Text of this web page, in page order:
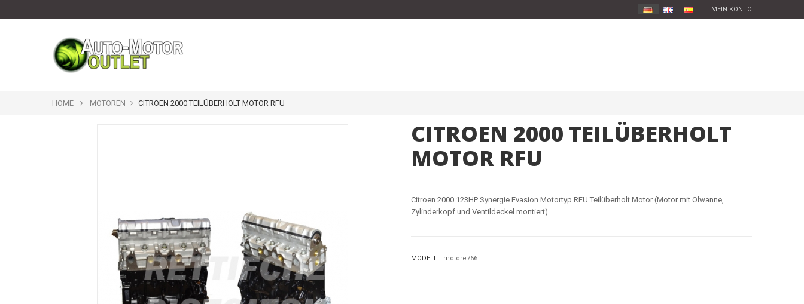
MEIN KONTO
HOME MOTOREN CITROEN 2000 TEILÜBERHOLT MOTOR RFU
CITROEN 2000 TEILÜBERHOLT
MOTOR RFU
Citroen 2000 123HP Synergie Evasion Motortyp RFU Teilüberholt Motor (Motor mit Ölwanne,
Zylinderkopf und Ventildeckel montiert).
MODELL motore766